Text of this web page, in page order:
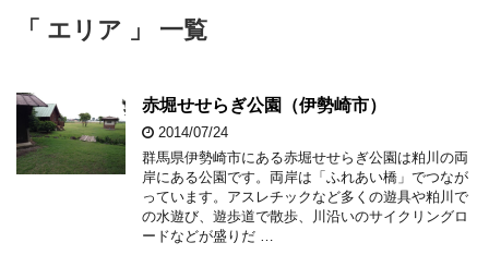
「 エリア 」 一覧
赤堀せせらぎ公園（伊勢崎市）
2014/07/24
群馬県伊勢崎市にある赤堀せせらぎ公園は粕川の両
岸にある公園です。両岸は「ふれあい橋」でつなが
っています。アスレチックなど多くの遊具や粕川で
の水遊び、遊歩道で散歩、川沿いのサイクリングロ
ードなどが盛りだ …